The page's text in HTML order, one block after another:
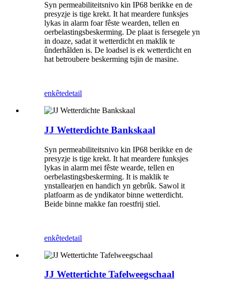
Syn permeabiliteitsnivo kin IP68 berikke en de
presyzje is tige krekt. It hat meardere funksjes
lykas in alarm foar fêste wearden, tellen en
oerbelastingsbeskerming. De plaat is fersegele yn
in doaze, sadat it wetterdicht en maklik te
ûnderhâlden is. De loadsel is ek wetterdicht en
hat betroubere beskerming tsjin de masine.
enkêtedetail
JJ Wetterdichte Bankskaal
Syn permeabiliteitsnivo kin IP68 berikke en de
presyzje is tige krekt. It hat meardere funksjes
lykas in alarm mei fêste wearde, tellen en
oerbelastingsbeskerming. It is maklik te
ynstallearjen en handich yn gebrûk. Sawol it
platfoarm as de yndikator binne wetterdicht.
Beide binne makke fan roestfrij stiel.
enkêtedetail
JJ Wettertichte Tafelweegschaal